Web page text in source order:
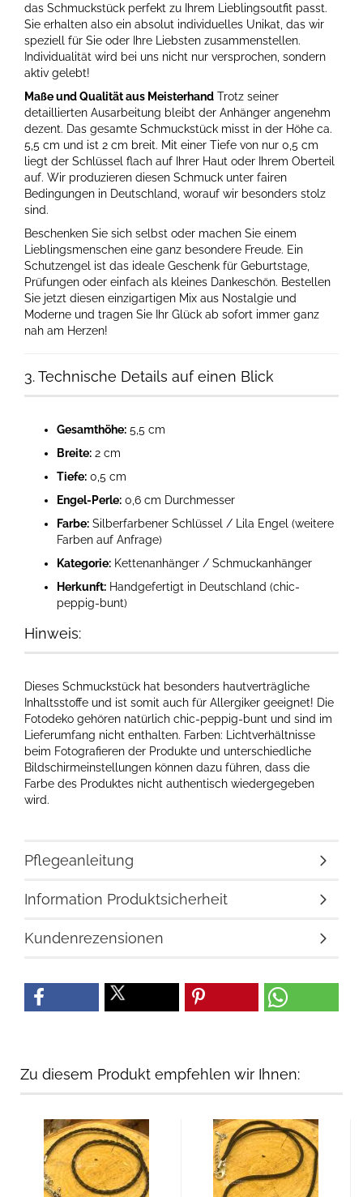
das Schmuckstück perfekt zu Ihrem Lieblingsoutfit passt.
Sie erhalten also ein absolut individuelles Unikat, das wir
speziell für Sie oder Ihre Liebsten zusammenstellen.
Individualität wird bei uns nicht nur versprochen, sondern
aktiv gelebt!
Maße und Qualität aus Meisterhand Trotz seiner
detaillierten Ausarbeitung bleibt der Anhänger angenehm
dezent. Das gesamte Schmuckstück misst in der Höhe ca.
5,5 cm und ist 2 cm breit. Mit einer Tiefe von nur 0,5 cm
liegt der Schlüssel flach auf Ihrer Haut oder Ihrem Oberteil
auf. Wir produzieren diesen Schmuck unter fairen
Bedingungen in Deutschland, worauf wir besonders stolz
sind.
Beschenken Sie sich selbst oder machen Sie einem
Lieblingsmenschen eine ganz besondere Freude. Ein
Schutzengel ist das ideale Geschenk für Geburtstage,
Prüfungen oder einfach als kleines Dankeschön. Bestellen
Sie jetzt diesen einzigartigen Mix aus Nostalgie und
Moderne und tragen Sie Ihr Glück ab sofort immer ganz
nah am Herzen!
3. Technische Details auf einen Blick
Gesamthöhe: 5,5 cm
Breite: 2 cm
Tiefe: 0,5 cm
Engel-Perle: 0,6 cm Durchmesser
Farbe: Silberfarbener Schlüssel / Lila Engel (weitere
Farben auf Anfrage)
Kategorie: Kettenanhänger / Schmuckanhänger
Herkunft: Handgefertigt in Deutschland (chic-
peppig-bunt)
Hinweis:
Dieses Schmuckstück hat besonders hautverträgliche
Inhaltsstoffe und ist somit auch für Allergiker geeignet! Die
Fotodeko gehören natürlich chic-peppig-bunt und sind im
Lieferumfang nicht enthalten. Farben: Lichtverhältnisse
beim Fotografieren der Produkte und unterschiedliche
Bildschirmeinstellungen können dazu führen, dass die
Farbe des Produktes nicht authentisch wiedergegeben
wird.
Pflegeanleitung
Information Produktsicherheit
Kundenrezensionen
Zu diesem Produkt empfehlen wir Ihnen: